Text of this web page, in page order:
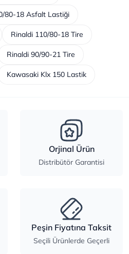
80-18 Asfalt Lastiği
Rinaldi 110/80-18 Tire
Rinaldi 90/90-21 Tire
Kawasaki Klx 150 Lastik
Orjinal Ürün
Distribütör Garantisi
Peşin Fiyatına Taksit
Seçili Ürünlerde Geçerli